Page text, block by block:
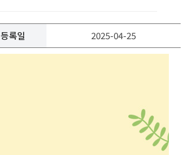
등록일 2025-04-25